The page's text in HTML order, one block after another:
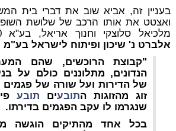
בעניין זה, אביא שוב את דברי בית
ואצטט את אותו הרכב של שלושת
מלכיאל סלוצקי וחנוך אריאל, בע"א 90/(25-38)
אלברט נ' שיכון ופיתוח לישראל בע"מ
"קבוצת הרוכשים, שהם
הנדונים, מתלוננים כולם על
של הדירות ועל שורה של פגמים
זוג מהזוגות התובעים תובע
שנגרמו לו עקב הפגמים בדירתו.
בכל אחד מהתיקים הוגשה